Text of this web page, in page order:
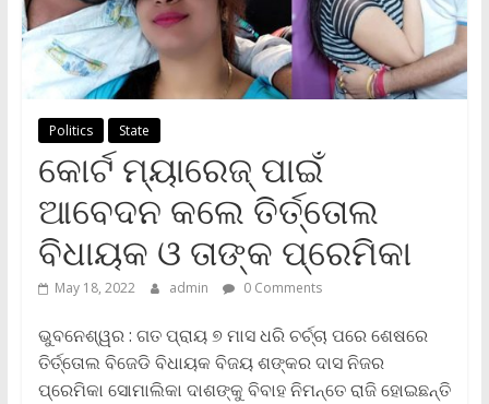
Politics State
କୋର୍ଟ ମ୍ୟାରେଜ୍ ପାଇଁ
ଆବେଦନ କଲେ ତିର୍ତ୍ତୋଲ
ବିଧାୟକ ଓ ତାଙ୍କ ପ୍ରେମିକା
May 18, 2022 admin 0 Comments
ଭୁବନେଶ୍ୱର : ଗତ ପ୍ରାୟ ୭ ମାସ ଧରି ଚର୍ଚ୍ଚା ପରେ ଶେଷରେ
ତିର୍ତ୍ତୋଲ ବିଜେଡି ବିଧାୟକ ବିଜୟ ଶଙ୍କର ଦାସ ନିଜର
ପ୍ରେମିକା ସୋମାଲିକା ଦାଶଙ୍କୁ ବିବାହ ନିମନ୍ତେ ରାଜି ହୋଇଛନ୍ତି